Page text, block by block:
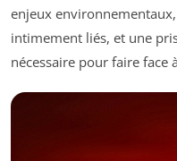
enjeux
intimement liés, et une
nécessaire pour faire face